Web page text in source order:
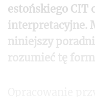
estońskiego CIT
interpretacyjne.
niniejszy
rozumieć tę